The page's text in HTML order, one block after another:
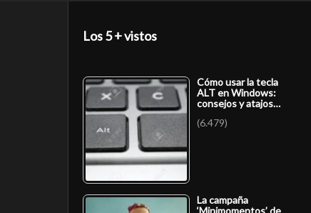
Los 5 + vistos
Cómo usar la tecla
ALT en Windows:
consejos y atajos…
(6.479)
La campaña
‘Minimomentos’ de